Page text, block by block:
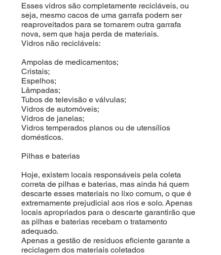
Esses vidros são completamente recicláveis, ou
seja, mesmo cacos de uma garrafa podem ser
reaproveitados para se tornarem outra garrafa
nova, sem que haja perda de materiais.
Vidros não recicláveis:
Ampolas de medicamentos;
Cristais;
Espelhos;
Lâmpadas;
Tubos de televisão e válvulas;
Vidros de automóveis;
Vidros de janelas;
Vidros temperados planos ou de utensílios
domésticos.
Pilhas e baterias
Hoje, existem locais responsáveis pela coleta
correta de pilhas e baterias, mas ainda há quem
descarte esses materiais no lixo comum, o que é
extremamente prejudicial aos rios e solo. Apenas
locais apropriados para o descarte garantirão que
as pilhas e baterias recebam o tratamento
adequado.
Apenas a gestão de resíduos eficiente garante a
reciclagem dos materiais coletados